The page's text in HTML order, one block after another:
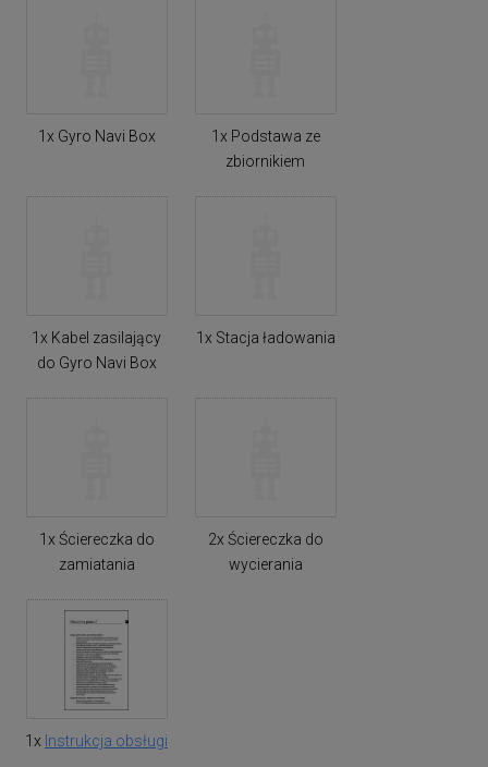
1x Gyro Navi Box
1x Podstawa ze
zbiornikiem
1x Kabel zasilający
do Gyro Navi Box
1x Stacja ładowania
1x Ściereczka do
zamiatania
2x Ściereczka do
wycierania
1x Instrukcja obsługi